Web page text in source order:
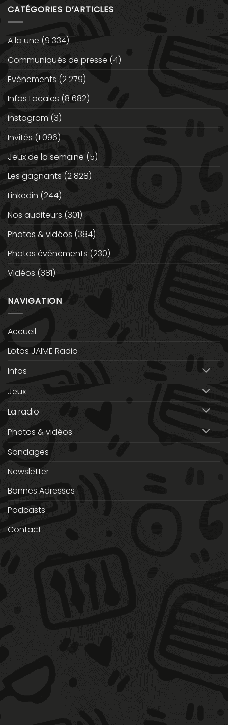
CATÉGORIES D’ARTICLES
A la une (9 334)
Communiqués de presse (4)
Evénements (2 279)
Infos Locales (8 682)
instagram (3)
Invités (1 096)
Jeux de la semaine (5)
Les gagnants (2 828)
Linkedin (244)
Nos auditeurs (301)
Photos & vidéos (384)
Photos événements (230)
Vidéos (381)
NAVIGATION
Accueil
Lotos JAIME Radio
Infos
Jeux
La radio
Photos & vidéos
Sondages
Newsletter
Bonnes Adresses
Podcasts
Contact